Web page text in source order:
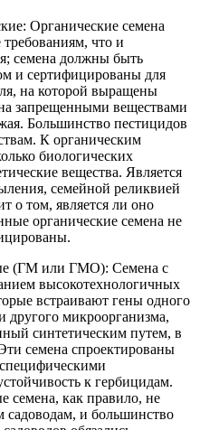
Органические семена
что и
семена должны быть
и сертифицированы для
на которой выращены
запрещенными веществами
Большинство пестицидов
К органическим
биологических
вещества. Является
семейной реликвией
о том, является ли оно
органические семена не
(ГМ или ГМО): Семена с
высокотехнологичных
встраивают гены одного
другого микроорганизма,
синтетическим путем, в
семена спроектированы
к гербицидам.
семена, как правило, не
и большинство